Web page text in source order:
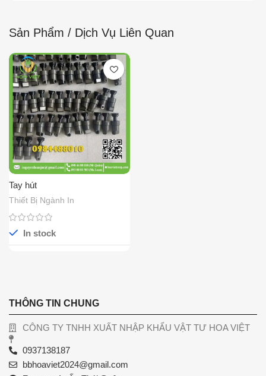
Sản Phẩm / Dịch Vụ Liên Quan
Tay hút
Thiết Bị Ngành In
In stock
THÔNG TIN CHUNG
CÔNG TY TNHH XUẤT NHẬP KHẨU VẬT TƯ HOA VIỆT
0937138187
bbhoaviet2024@gmail.com